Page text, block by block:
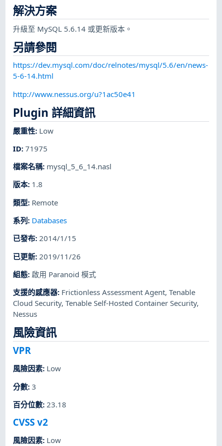
解決方案
升級至 MySQL 5.6.14 或更新版本。
另請參閱
https://dev.mysql.com/doc/relnotes/mysql/5.6/en/news-
5-6-14.html
http://www.nessus.org/u?1ac50e41
Plugin 詳細資訊
嚴重性: Low
ID:71975
檔案名稱: mysql_5_6_14.nasl
版本: 1.8
類型: Remote
系列 : Databases
已發布:2014/1/15
已更新: 2019/11/26
組態: 啟用 Paranoid 模式
支援的感應器: Frictionless Assessment Agent,Tenable
Cloud Security,Tenable Self-Hosted Container Security,
Nessus
風險資訊
VPR
風險因素: Low
分數:3
百分位數: 23.18
CVSS v2
風險因素: Low